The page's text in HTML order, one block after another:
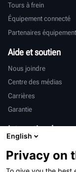
Tours à frein
Équipement connecté
Partenaires
Aide et soutien
Nous joindre
Centre des médias
Carrières
Garantie
International
亨特中国
English
Privacy on